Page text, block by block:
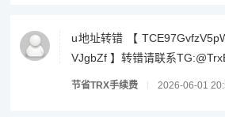
u地址转错 【
VJgbZf 】转错请联系
节省TRX手续费 2026-06-01